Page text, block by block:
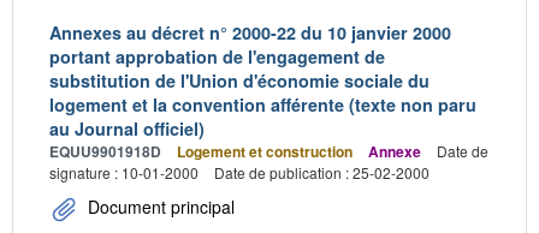
Annexes au décret n° 2000-22 du 10 janvier 2000
portant approbation de l'engagement de
substitution de l'Union d'économie sociale du
logement et la convention afférente (texte non paru
au Journal officiel)
EQUU9901918D Logement et construction Annexe
Date de
signature : 10-01-2000
Date de publication : 25-02-2000
Document principal